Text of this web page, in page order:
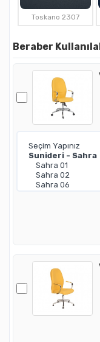
Toskano 2307
Beraber